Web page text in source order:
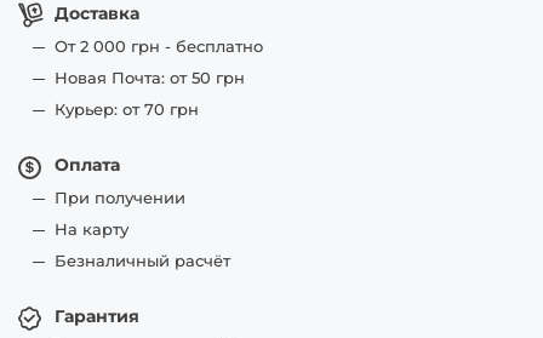
Доставка
От 2 000 грн - бесплатно
Новая Почта: от 50 грн
Курьер: от 70 грн
Оплата
При получении
На карту
Безналичный расчёт
Гарантия